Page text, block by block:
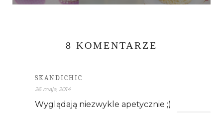
8 KOMENTARZE
SKANDICHIC
26 maja, 2014
Wyglądają niezwykle apetycznie ;)